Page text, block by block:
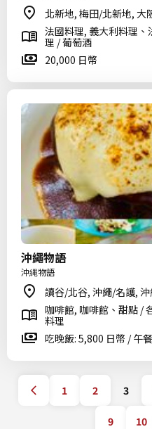
北新地, 梅田/北新地, 大
法國料理, 義大利料理
理 / 葡萄酒
20,000 日幣
沖繩物語
沖縄物語
讀谷/北谷, 沖繩/名護, 沖
咖啡館, 咖啡館、甜點 /
料理
吃晚飯: 5,800 日幣 / 午
1 2 3
9 10